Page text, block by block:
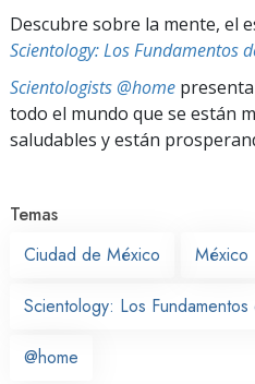
Descubre sobre la mente, el
Scientology: Los Fundamentos
Scientologists @home
todo el mundo que se están
saludables y están
Temas
Ciudad de México
México
Scientology: Los
@home